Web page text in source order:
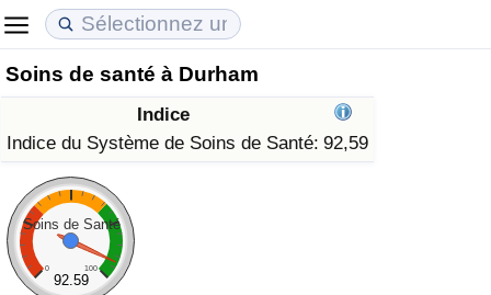
Soins de santé à Durham
Indice
Indice du Système de Soins de Santé: 92,59
Soins de Santé
0 100
92.59
Coût de la vie
Indice du Coût de la Vie (Actuel)
Indice du Coût de la Vie
Indice du coût de la vie par pays
Prix de l'immobilier
Indice des Prix de l'immobilier (Actuel)
Indice des Prix de l'immobilier
Indice des Prix de l'immobilier par Pays
Qualité de Vie
Indice de Qualité de Vie
Indice de Qualité de Vie (Actuel)
Indice de qualité de vie par pays